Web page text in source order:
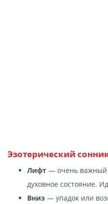
Эзотерический
Лифт — очень важный
духовное состояние.
Вниз — упадок или